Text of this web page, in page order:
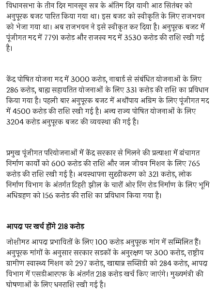
विधानसभा के तीन दिन मानसून सत्र के अंतिम दिन यानी आठ सितंबर को
अनुपूरक बजट पारित किया गया था। इस बजट को स्वीकृति के लिए राजभवन
को भेजा गया था। अब राजभवन ने इसे स्वीकृत कर दिया है। अनुपूरक बजट में
पूंजीगत मद में 7791 करोड़ और राजस्व मद में 3530 करोड़ की राशि रखी गई
है।
केंद्र पोषित योजना मद में 3000 करोड़, नाबार्ड से संबंधित योजनाओं के लिए
286 करोड़, बाह्य सहायतित योजनाओं के लिए 331 करोड़ की राशि का प्रविधान
किया गया है। पहली बार अनुपूरक बजट में अर्थोपाय अग्रिम के लिए पूंजीगत मद
में 4500 करोड़ की राशि रखी गई है। अन्य राज्य पोषित योजनाओं के लिए
3204 करोड़ अनुपूरक बजट की व्यवस्था की गई है।
प्रमुख पूंजीगत परियोजनाओं में केंद्र सरकार से मिलने की प्रत्याशा में ढांचागत
निर्माण कार्यों को 600 करोड़ की राशि और जल जीवन मिशन के लिए 765
करोड़ की राशि रखी गई है। अवस्थापना सुदृढ़ीकरण को 321 करोड़, लोक
निर्माण विभाग के अंतर्गत टिहरी झील के चारों ओर रिंग रोड निर्माण के लिए भूमि
अधिग्रहण को 156 करोड़ की राशि का प्रविधान किया गया है।
आपदापरखर्चहोंगे 218करोड़
जोशीमठ आपदा प्रभावितों के लिए 100 करोड़ अनुपूरक मांग में सम्मिलित हैं।
अनुपूरक मांगों के अनुसार सरकार सड़कों के अनुरक्षण पर 300 करोड़, राष्ट्रीय
ग्रामीण स्वास्थ्य मिशन को 297 करोड़, खाद्यान्न सब्सिडी को 284 करोड़, आपदा
विभाग में एसडीआरएफ के अंतर्गत 218 करोड़ खर्च किए जाएंगे। मुख्यमंत्री की
घोषणाओं के लिए धनराशि रखी गई है।